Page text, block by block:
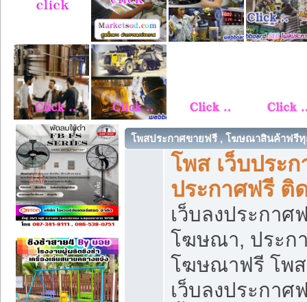
โพสประกาศขายฟรี , โฆษณาสินค้าฟรี
โพส เว็บประก
ประกาศฟรี ติ
เว็บลงประกา
โฆษณา, ประก
โฆษณาฟรี โพส
เว็บลงประกา